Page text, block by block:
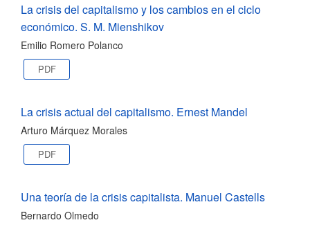
La crisis del capitalismo y los cambios en el ciclo
económico. S. M. Mienshikov
Emilio Romero Polanco
PDF
La crisis actual del capitalismo. Ernest Mandel
Arturo Márquez Morales
PDF
Una teoría de la crisis capitalista. Manuel Castells
Bernardo Olmedo